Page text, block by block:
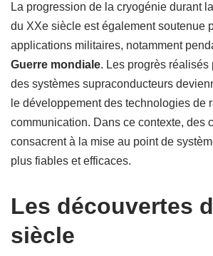
La progression de la cryogénie durant
du XXe siècle est également soutenue
applications militaires, notamment
Guerre mondiale. Les progrès réalisés
des systèmes supraconducteurs
le développement des technologies de
communication. Dans ce contexte, des
consacrent à la mise au point de
plus fiables et efficaces.
Les découvertes
siècle